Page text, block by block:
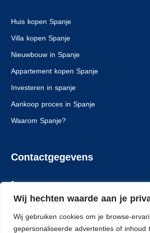
Wij hechten waarde aan je
Wij gebruiken cookies om je browse-
gepersonaliseerde advertenties of inhoud
Huis kopen Spanje
Villa kopen Spanje
Nieuwbouw in Spanje
Appartement kopen Spanje
Investeren in spanje
Aankoop proces in Spanje
Waarom Spanje?
Contactgegevens
info@spaansewoning.nl
Dlorentzweg 14, 3208 LJ Spijkenisse